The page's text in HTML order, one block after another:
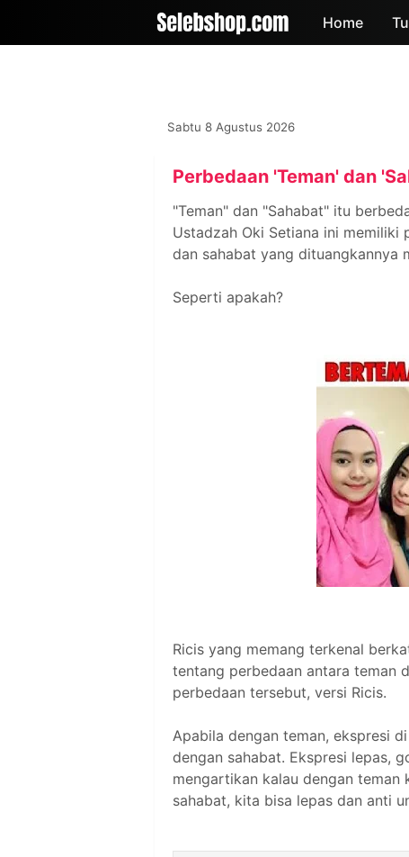
Home
Sabtu 8 Agustus 2026
Perbedaan 'Teman' dan
"Teman" dan "Sahabat" itu
Ustadzah Oki Setiana ini memiliki
dan sahabat yang dituangkannya
Seperti apakah?
Ricis yang memang terkenal
tentang perbedaan antara teman
perbedaan tersebut, versi Ricis.
Apabila dengan teman, ekspresi
dengan sahabat. Ekspresi lepas,
mengartikan kalau dengan teman
sahabat, kita bisa lepas dan anti